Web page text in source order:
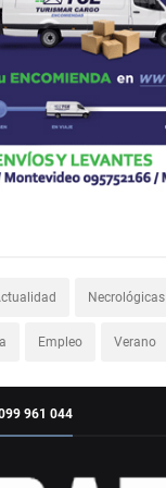
Necrológicas
Empleo Verano
961 044